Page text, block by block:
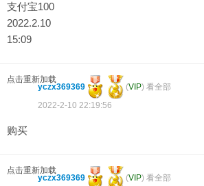
支付宝100
2022.2.10
15:09
点击重新加载
yczx369369 (VIP) 看全部
2022-2-10 22:19:56
购买
点击重新加载
yczx369369 (VIP) 看全部